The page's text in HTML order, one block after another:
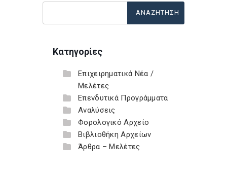
Κατηγορίες
Επιχειρηματικά Νέα /
Μελέτες
Επενδυτικά Προγράμματα
Αναλύσεις
Φορολογικό Αρχείο
Βιβλιοθήκη Αρχείων
Άρθρα – Μελέτες